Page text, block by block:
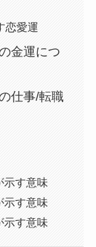
恋愛運
金運につ
仕事/転職
示す意味
示す意味
示す意味